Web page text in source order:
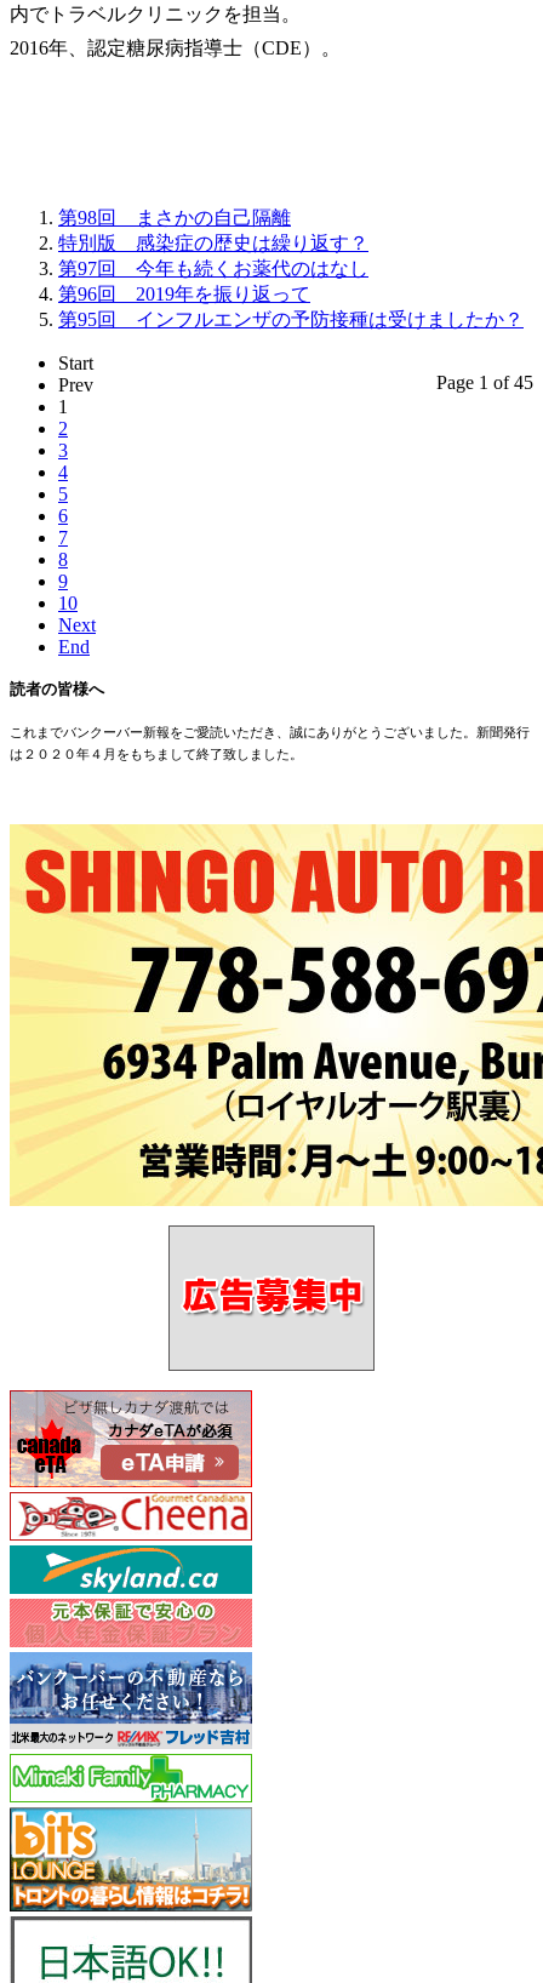
内でトラベルクリニックを担当。
2016年、認定糖尿病指導士（CDE）。
第98回 まさかの自己隔離
特別版 感染症の歴史は繰り返す？
第97回 今年も続くお薬代のはなし
第96回 2019年を振り返って
第95回 インフルエンザの予防接種は受けましたか？
Page 1 of 45
Start
Prev
1
2
3
4
5
6
7
8
9
10
Next
End
読者の皆様へ
これまでバンクーバー新報をご愛読いただき、誠にありがとうございました。新聞発行
は２０２０年４月をもちまして終了致しました。